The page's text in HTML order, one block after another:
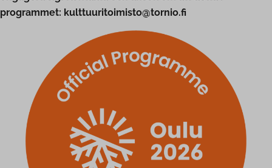
programmet: kulttuuritoimisto@tornio.fi